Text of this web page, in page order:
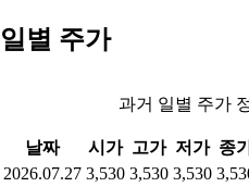
일별 주가
과거 일별 주가
날짜 시가 고가 저가 종
2026.07.27 3,530 3,530 3,530